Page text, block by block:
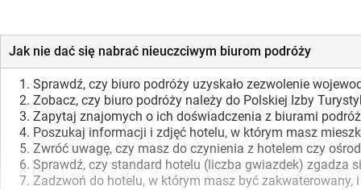
Jak nie dać się nabrać nieuczciwym biurom podróży
Sprawdź, czy biuro podróży uzyskało zezwolenie
Zobacz, czy biuro podróży należy do Polskiej Izby
Zapytaj znajomych o ich doświadczenia z biurami
Poszukaj informacji i zdjęć hotelu, w którym masz
Zwróć uwagę, czy masz do czynienia z hotelem czy
Sprawdź, czy standard hotelu (liczba gwiazdek) zgadza
Zadzwoń do hotelu, w którym masz być zakwaterowany,